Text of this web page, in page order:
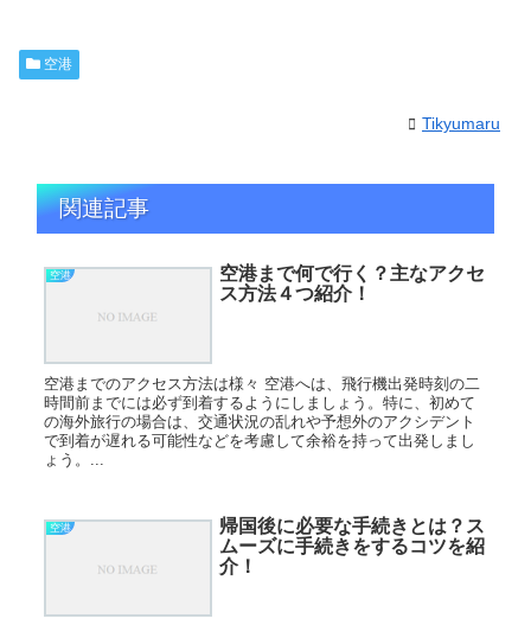
空港
Tikyumaru
関連記事
空港
空港まで何で行く？主なアクセ
ス方法４つ紹介！
空港までのアクセス方法は様々 空港へは、飛行機出発時刻の二
時間前までには必ず到着するようにしましょう。特に、初めて
の海外旅行の場合は、交通状況の乱れや予想外のアクシデント
で到着が遅れる可能性などを考慮して余裕を持って出発しまし
ょう。...
空港
帰国後に必要な手続きとは？ス
ムーズに手続きをするコツを紹
介！